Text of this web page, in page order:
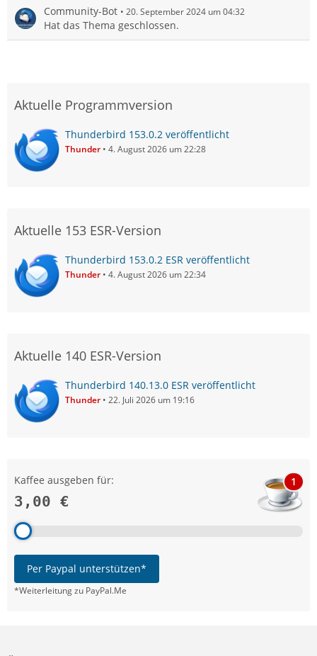
Community-Bot 20. September 2024 um 04:32
Hat das Thema geschlossen.
Aktuelle Programmversion
Thunderbird 153.0.2 veröffentlicht
Thunder 4. August 2026 um 22:28
Aktuelle 153 ESR-Version
Thunderbird 153.0.2 ESR veröffentlicht
Thunder 4. August 2026 um 22:34
Aktuelle 140 ESR-Version
Thunderbird 140.13.0 ESR veröffentlicht
Thunder 22. Juli 2026 um 19:16
Kaffee ausgeben für:
3,00 €
1
Per Paypal unterstützen*
*Weiterleitung zu PayPal.Me